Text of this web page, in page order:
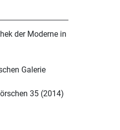
der Moderne in
Galerie
35 (2014)